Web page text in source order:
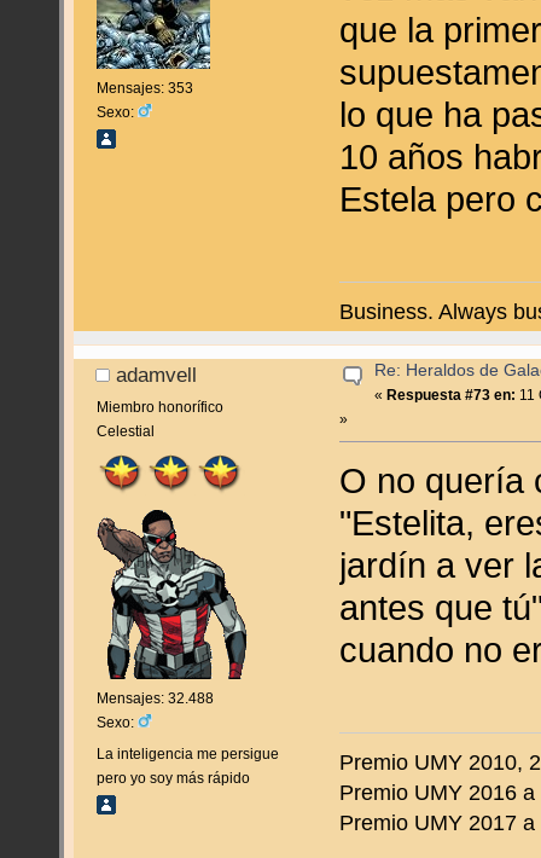
Mensajes: 353
Sexo:
que la
lo que ha
10 años
Estela pero
Business. Always
adamvell
Miembro honorífico
Celestial
Mensajes: 32.488
Sexo:
La inteligencia me persigue
pero yo soy más rápido
Re: Heraldos de
«Respuesta #73 en: 11
»
O no quería
"Estelita,
jardín a ver
antes que
cuando no
Premio UMY 2010,
Premio UMY 2016
Premio UMY 2017